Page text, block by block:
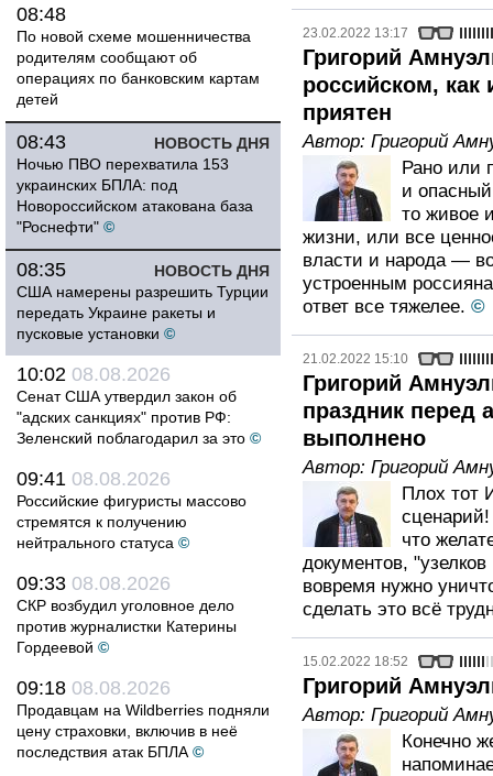
08:48
По новой схеме мошенничества
родителям сообщают об
операциях по банковским картам
детей
НОВОСТЬ ДНЯ
08:43
Ночью ПВО перехватила 153
украинских БПЛА: под
Новороссийском атакована база
"Роснефти" ©
НОВОСТЬ ДНЯ
08:35
США намерены разрешить Турции
передать Украине ракеты и
пусковые установки ©
10:02 08.08.2026
Сенат США утвердил закон об
"адских санкциях" против РФ:
Зеленский поблагодарил за это ©
09:41 08.08.2026
Российские фигуристы массово
стремятся к получению
нейтрального статуса ©
09:33 08.08.2026
СКР возбудил уголовное дело
против журналистки Катерины
Гордеевой ©
09:18 08.08.2026
Продавцам на Wildberries подняли
цену страховки, включив в неё
последствия атак БПЛА ©
23.02.2022 13:17
Григорий
российском, как
приятен
Автор: Григорий
Рано или
и
то живое
жизни, или все
власти и народа —
устроенным
ответ все тяжелее. ©
21.02.2022 15:10
Григорий
праздник перед
выполнено
Автор: Григорий
Плох тот
что
документов,
вовремя нужно
сделать это всё
15.02.2022 18:52
Григорий
Автор: Григорий
Конечно